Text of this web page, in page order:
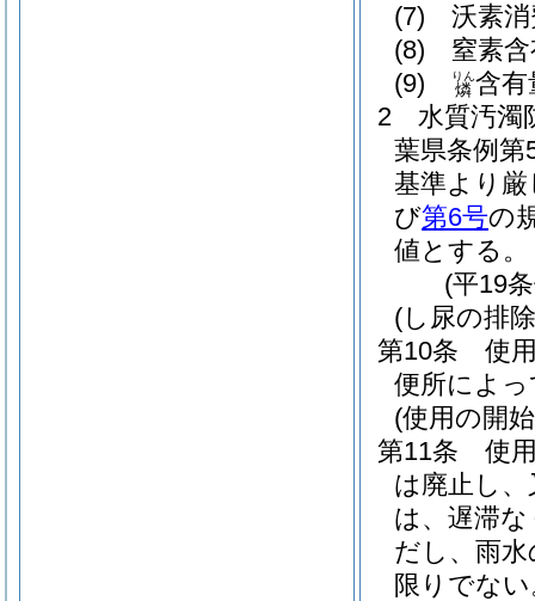
(7)
沃素
(8)
窒素
(9)
燐
りん含
2
水質汚濁
葉県条例第
基準より
び第6号の
値とする。
(平19
(し尿の排
第10条
使
便所によ
(使用の開
第11条
使
は廃止し
は、遅滞
だし、雨
限りでな